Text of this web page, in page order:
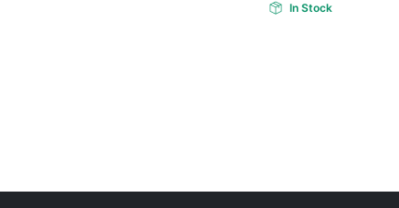
In Stock